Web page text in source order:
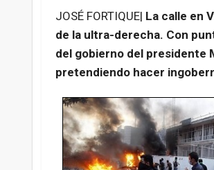
JOSÉ FORTIQUE| La calle en
de la ultra-derecha. Con
del gobierno del presidente
pretendiendo hacer